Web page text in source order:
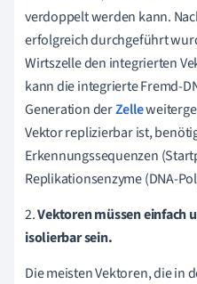
verdoppelt werden kann.
erfolgreich durchgeführt
Wirtszelle den integrierten
kann die integrierte Fremd-
Generation derZelle
Vektor replizierbar ist,
Erkennungssequenzen
Replikationsenzyme (DNA-
2.Vektoren müssen einfach
isolierbar sein.
Die meisten Vektoren, die in